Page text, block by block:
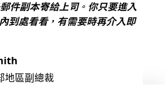
件副本寄給上司。你只要進入
到處看看，有需要時再介入即
地區副總裁